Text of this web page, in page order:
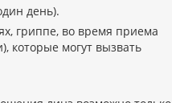
день).
гриппе, во время приема
которые могут вызвать